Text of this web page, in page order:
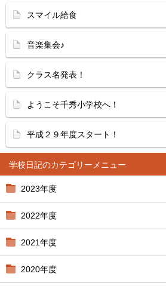
学校日記
2023年度
2022年度
2021年度
2020年度
スマイル給食
音楽集会♪
クラス名発表！
ようこそ千秀小学校へ！
平成２９年度スタート！